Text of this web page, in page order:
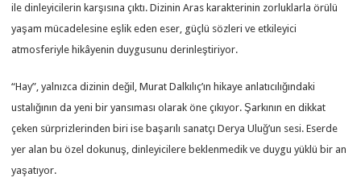
ile dinleyicilerin karşısına çıktı. Dizinin Aras karakterinin zorluklarla örülü
yaşam mücadelesine eşlik eden eser, güçlü sözleri ve etkileyici
atmosferiyle hikâyenin duygusunu derinleştiriyor.
“Hay”, yalnızca dizinin değil, Murat Dalkılıç’ın hikaye anlatıcılığındaki
ustalığının da yeni bir yansıması olarak öne çıkıyor. Şarkının en dikkat
çeken sürprizlerinden biri ise başarılı sanatçı Derya Uluğ’un sesi. Eserde
yer alan bu özel dokunuş, dinleyicilere beklenmedik ve duygu yüklü bir an
yaşatıyor.